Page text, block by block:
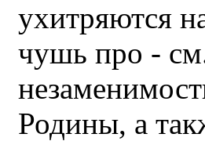
ухитряются
чушь про -
Родины, а